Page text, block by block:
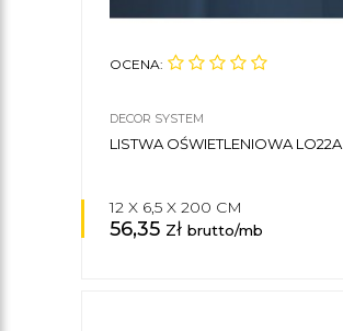
OCENA:
DECOR SYSTEM
LISTWA OŚWIETLENIOWA LO22A
12 X 6,5 X 200 CM
56,35 zł brutto/mb